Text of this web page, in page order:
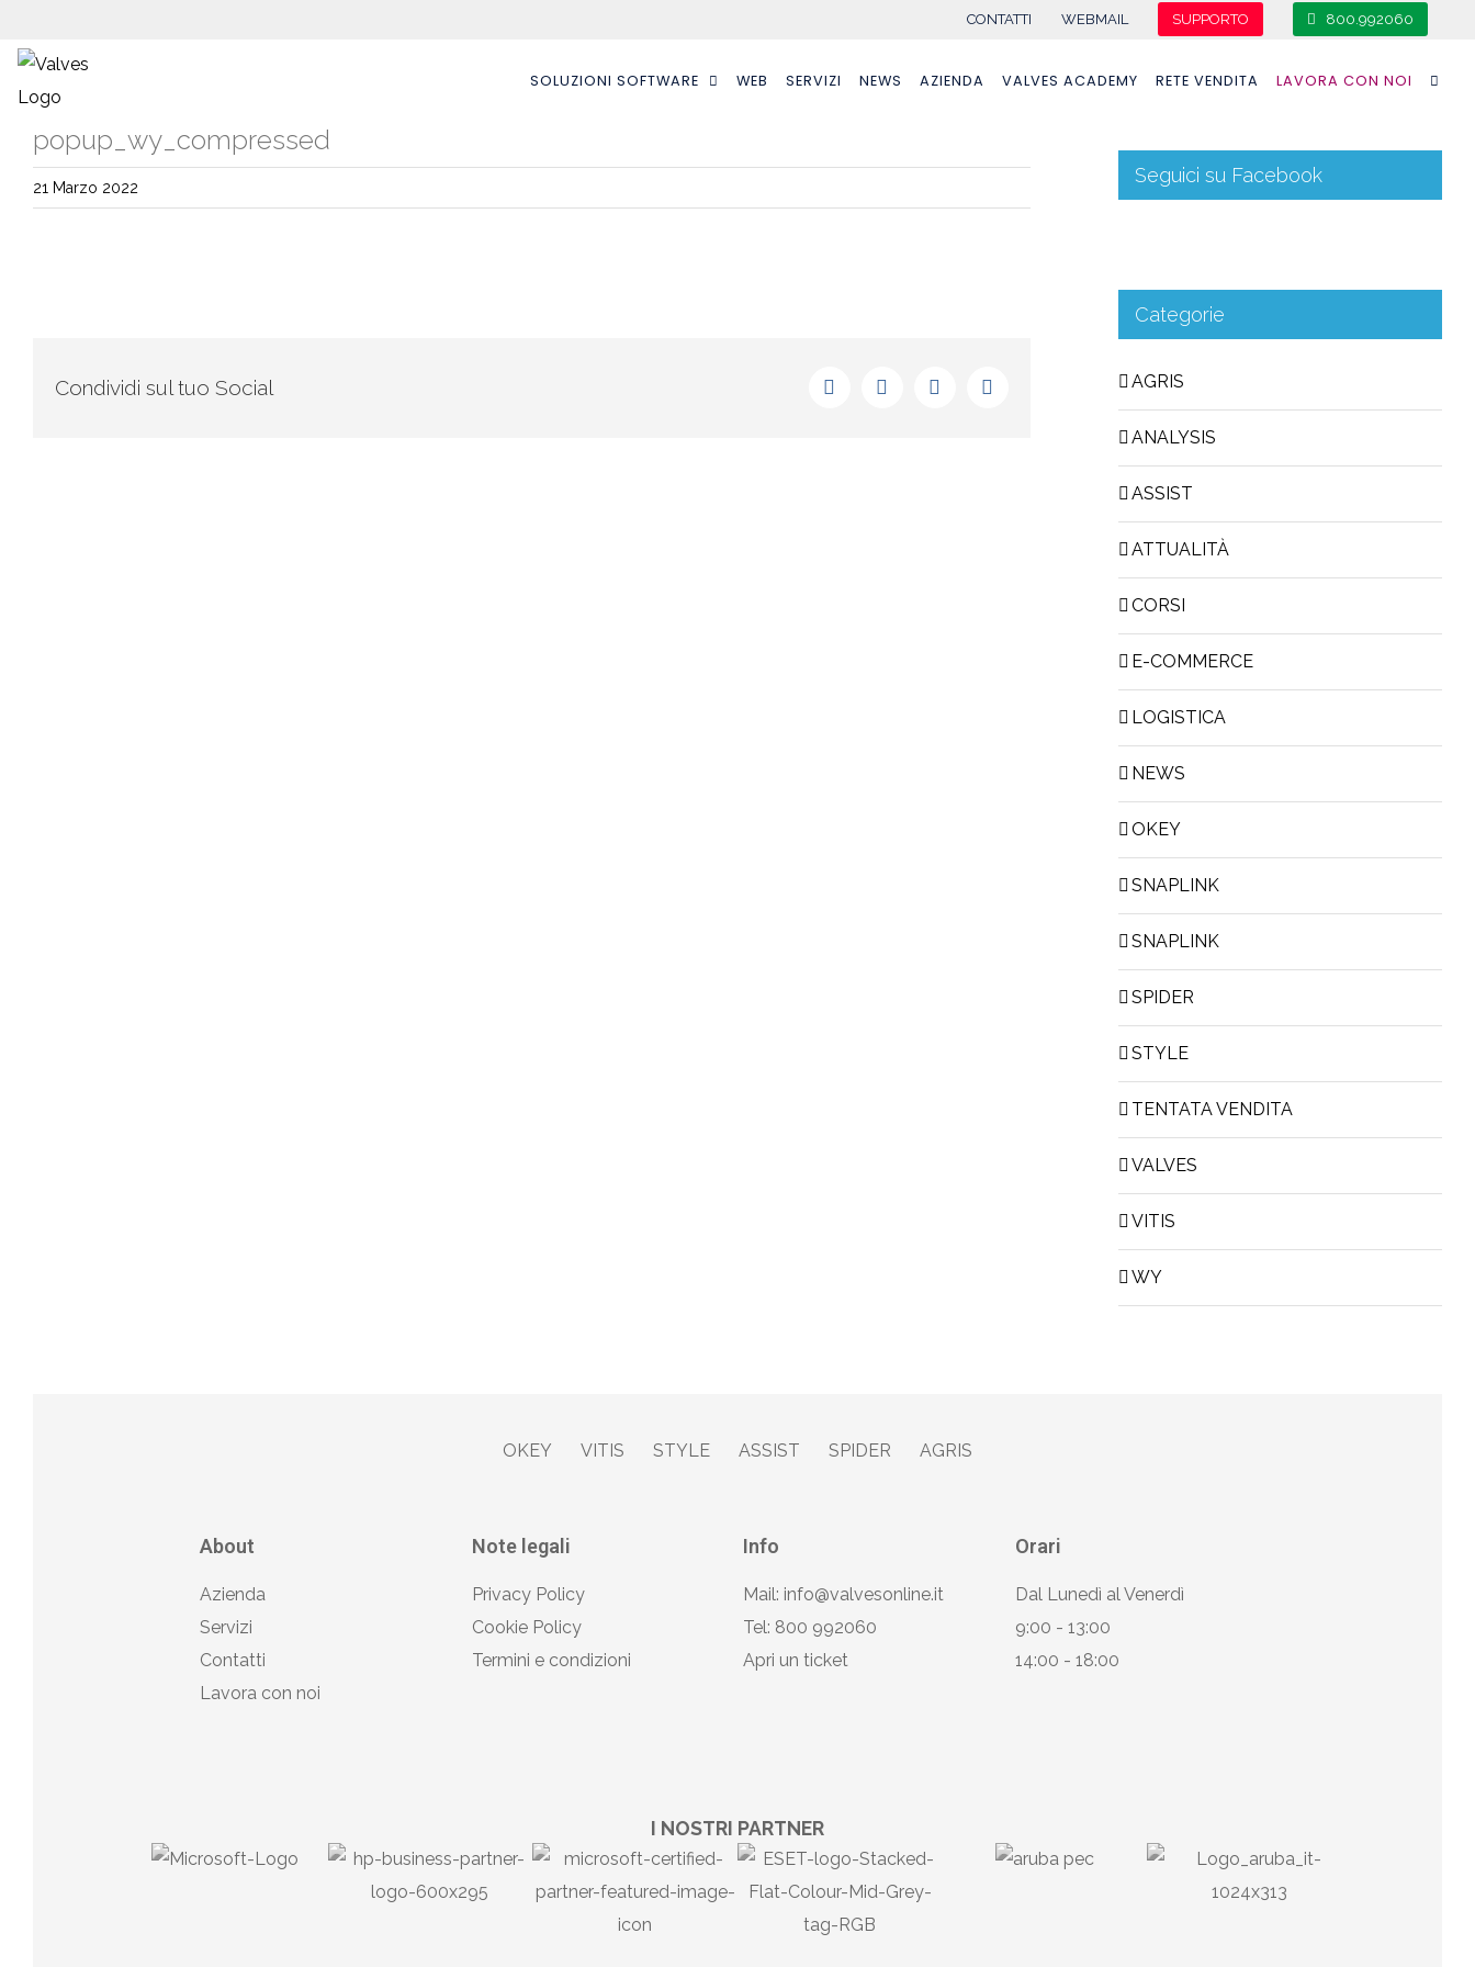
CONTATTI WEBMAIL SUPPORTO 800.992060
SOLUZIONI SOFTWARE WEB SERVIZI NEWS AZIENDA VALVES ACADEMY RETE VENDITA LAVORA CON NOI
popup_wy_compressed
21 Marzo 2022
Condividi sul tuo Social
Seguici su Facebook
Categorie
AGRIS
ANALYSIS
ASSIST
ATTUALITÀ
CORSI
E-COMMERCE
LOGISTICA
NEWS
OKEY
SNAPLINK
SNAPLINK
SPIDER
STYLE
TENTATA VENDITA
VALVES
VITIS
WY
OKEY VITIS STYLE ASSIST SPIDER AGRIS
About
Azienda
Servizi
Contatti
Lavora con noi
Note legali
Privacy Policy
Cookie Policy
Termini e condizioni
Info
Mail: info@valvesonline.it
Tel: 800 992060
Apri un ticket
Orari
Dal Lunedì al Venerdì
9:00 - 13:00
14:00 - 18:00
I NOSTRI PARTNER